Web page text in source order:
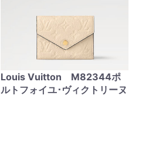
Louis Vuitton M82344ポ
ルトフォイユ･ヴィクトリーヌ